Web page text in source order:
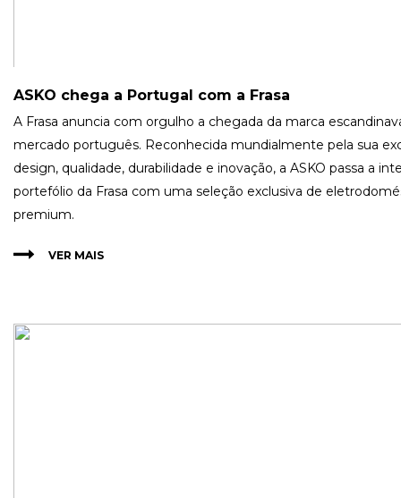
ASKO chega a Portugal com a Frasa
A Frasa anuncia com orgulho a chegada da marca
mercado português. Reconhecida mundialmente pela sua
design, qualidade, durabilidade e inovação, a ASKO passa a
portefólio da Frasa com uma seleção exclusiva de
premium.
VER MAIS